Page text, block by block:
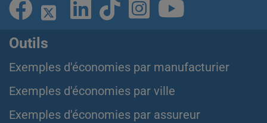
Outils
Exemples d'économies par manufacturier
Exemples d'économies par ville
Exemples d'économies par assureur